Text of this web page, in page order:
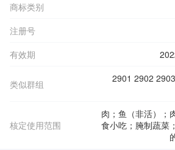
商标类别
注册号
有效期
类似群组
2901 2902
核定使用范围
肉；鱼（非活）；
食小吃；腌制蔬菜